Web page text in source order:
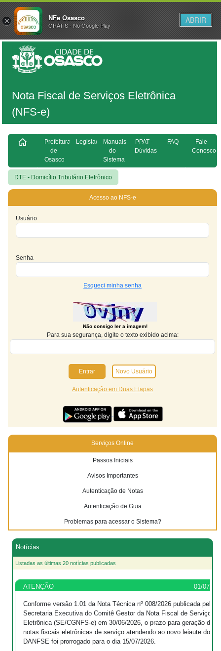
Nota Fiscal de Serviços Eletrônica
(NFS-e)
Prefeitura
de
Osasco
LegislaçãoManuais
do
Sistema
PPAT -
Dúvidas
FAQ
Fale
Conosco
DTE - Domicílio Tributário Eletrônico
Acesso ao NFS-e
Usuário
Senha
Esqueci minha senha
Não consigo ler a imagem!
Para sua segurança, digite o texto exibido acima:
Novo Usuário
Autenticação em Duas Etapas
Serviços Online
Passos Iniciais
Avisos Importantes
Autenticação de Notas
Autenticação de Guia
Problemas para acessar o Sistema?
Notícias
Listadas as últimas 20 notícias publicadas
ATENÇÃO 01/07/
Conforme versão 1.01 da Nota Técnica nº 008/2026 publicada pela
Secretaria Executiva do Comitê Gestor da Nota Fiscal de Serviços
Eletrônica (SE/CGNFS-e) em 30/06/2026, o prazo para geração das
notas fiscais eletrônicas de serviço atendendo ao novo leiaute do
DANFSE foi prorrogado para o dia 15/07/2026.
× NFe Osasco
GRÁTIS - No Google Play
ABRIR